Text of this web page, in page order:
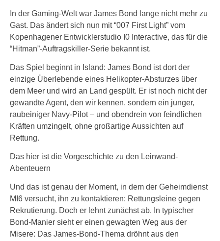
In der Gaming-Welt war James Bond lange nicht mehr zu
Gast. Das ändert sich nun mit “007 First Light” vom
Kopenhagener Entwicklerstudio I0 Interactive, das für die
“Hitman”-Auftragskiller-Serie bekannt ist.
Das Spiel beginnt in Island: James Bond ist dort der
einzige Überlebende eines Helikopter-Absturzes über
dem Meer und wird an Land gespült. Er ist noch nicht der
gewandte Agent, den wir kennen, sondern ein junger,
raubeiniger Navy-Pilot – und obendrein von feindlichen
Kräften umzingelt, ohne großartige Aussichten auf
Rettung.
Das hier ist die Vorgeschichte zu den Leinwand-
Abenteuern
Und das ist genau der Moment, in dem der Geheimdienst
MI6 versucht, ihn zu kontaktieren: Rettungsleine gegen
Rekrutierung. Doch er lehnt zunächst ab. In typischer
Bond-Manier sieht er einen gewagten Weg aus der
Misere: Das James-Bond-Thema dröhnt aus den